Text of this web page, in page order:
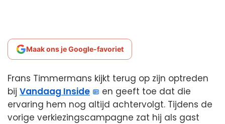
Maak ons je Google-favoriet
Frans Timmermans kijkt terug op zijn optreden
bij Vandaag Inside
en geeft toe dat die
ervaring hem nog altijd achtervolgt. Tijdens de
vorige verkiezingscampagne zat hij als gast